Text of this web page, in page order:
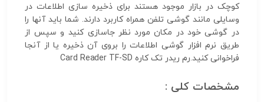
کوچک در بازار موجود هستند برای ذخیره سازی اطلاعات در
وسایلی مانند گوشی تلفن همراه کاربرد دارند. شما باید آنها را
در گوشی خود در مکان مورد نظر جاسازی کنید و سپس از
طریق نرم افزار گوشی اطلاعات را بروی آن ذخیره یا از آنجا
فراخوانی کنید.رم ریدر تک کاره Card Reader TF-SD
مشخصات کلی :